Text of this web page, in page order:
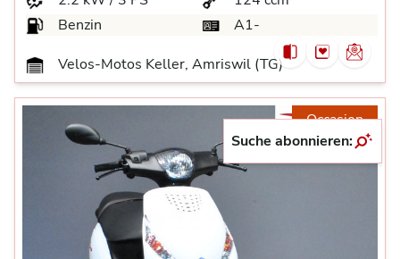
Benzin
A1-
Velos-Motos Keller, Amriswil (TG)
Occasion
Suche abonnieren: